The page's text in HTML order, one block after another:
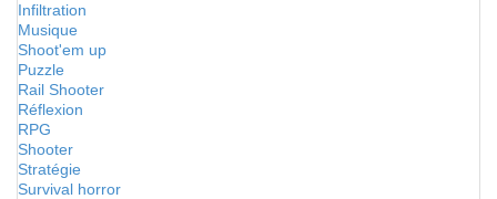
Infiltration
Musique
Shoot'em up
Puzzle
Rail Shooter
Réflexion
RPG
Shooter
Stratégie
Survival horror